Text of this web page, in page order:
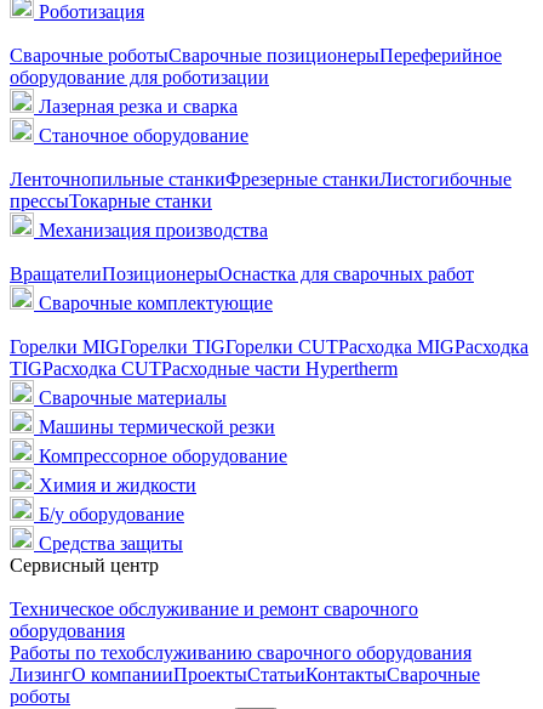
Роботизация
Сварочные роботыСварочные позиционерыПереферийное
оборудование для роботизации
Лазерная резка и сварка
Станочное оборудование
Ленточнопильные станкиФрезерные станкиЛистогибочные
прессыТокарные станки
Механизация производства
ВращателиПозиционерыОснастка для сварочных работ
Сварочные комплектующие
Горелки MIGГорелки TIGГорелки CUTРасходка MIGРасходка
TIGРасходка CUTРасходные части Hypertherm
Сварочные материалы
Машины термической резки
Компрессорное оборудование
Химия и жидкости
Б/у оборудование
Средства защиты
Сервисный центр
Техническое обслуживание и ремонт сварочного
оборудования
Работы по техобслуживанию сварочного оборудования
ЛизингО компанииПроектыСтатьиКонтактыСварочные
роботы